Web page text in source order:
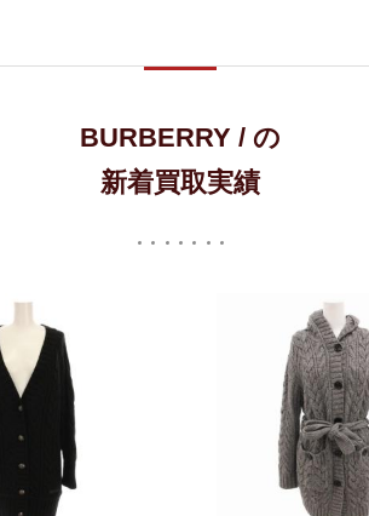
BURBERRY / の
新着買取実績